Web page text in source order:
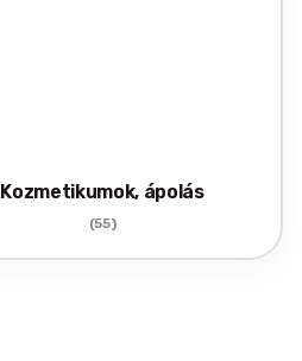
Kozmetikumok, ápolás
(55)